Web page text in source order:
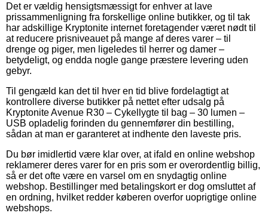
Det er vældig hensigtsmæssigt for enhver at lave
prissammenligning fra forskellige online butikker, og til tak
har adskillige Kryptonite internet foretagender været nødt til
at reducere prisniveauet på mange af deres varer – til
drenge og piger, men ligeledes til herrer og damer –
betydeligt, og endda nogle gange præstere levering uden
gebyr.
Til gengæld kan det til hver en tid blive fordelagtigt at
kontrollere diverse butikker på nettet efter udsalg på
Kryptonite Avenue R30 – Cykellygte til bag – 30 lumen –
USB opladelig forinden du gennemfører din bestilling,
sådan at man er garanteret at indhente den laveste pris.
Du bør imidlertid være klar over, at ifald en online webshop
reklamerer deres varer for en pris som er overordentlig billig,
så er det ofte være en varsel om en snydagtig online
webshop. Bestillinger med betalingskort er dog omsluttet af
en ordning, hvilket redder køberen overfor uoprigtige online
webshops.